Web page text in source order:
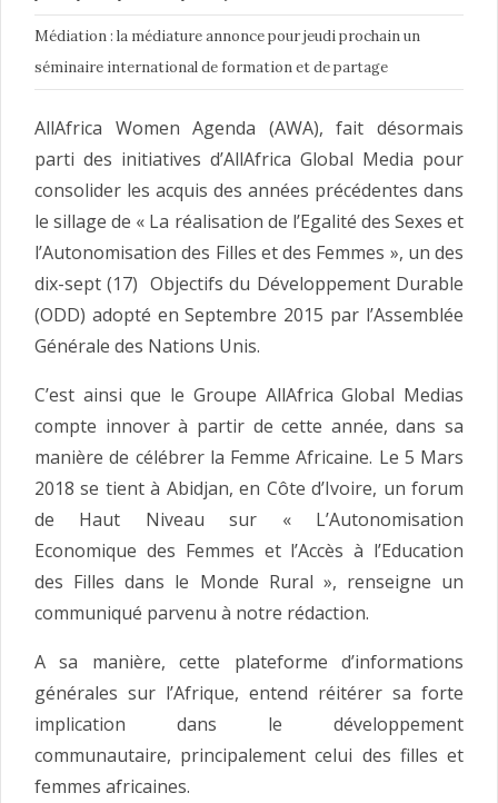
Médiation : la médiature annonce pour jeudi prochain un
séminaire international de formation et de partage
AllAfrica Women Agenda (AWA), fait désormais
parti des initiatives d’AllAfrica Global Media pour
consolider les acquis des années précédentes dans
le sillage de « La réalisation de l’Egalité des Sexes et
l’Autonomisation des Filles et des Femmes », un des
dix-sept (17) Objectifs du Développement Durable
(ODD) adopté en Septembre 2015 par l’Assemblée
Générale des Nations Unis.
C’est ainsi que le Groupe AllAfrica Global Medias
compte innover à partir de cette année, dans sa
manière de célébrer la Femme Africaine. Le 5 Mars
2018 se tient à Abidjan, en Côte d’Ivoire, un forum
de Haut Niveau sur « L’Autonomisation
Economique des Femmes et l’Accès à l’Education
des Filles dans le Monde Rural », renseigne un
communiqué parvenu à notre rédaction.
A sa manière, cette plateforme d’informations
générales sur l’Afrique, entend réitérer sa forte
implication dans le développement
communautaire, principalement celui des filles et
femmes africaines.